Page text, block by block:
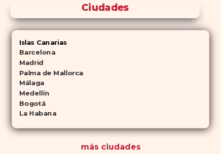
Ciudades
Islas Canarias
Barcelona
Madrid
Palma de Mallorca
Málaga
Medellín
Bogotá
La Habana
más ciudades